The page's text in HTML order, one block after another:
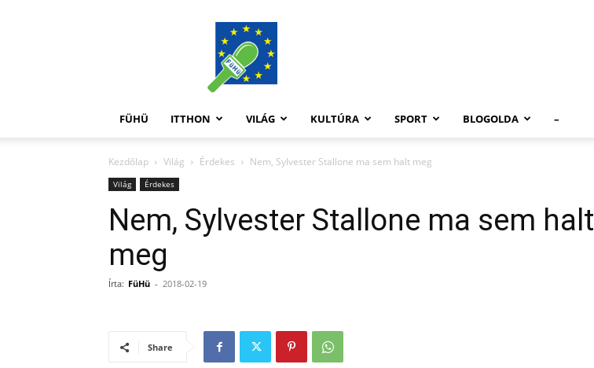
FüHü
FÜHÜ ITTHON VILÁG KULTÚRA SPORT BLOGOLDA –
Kezdőlap Világ Érdekes Nem, Sylvester Stallone ma sem halt meg
Világ Érdekes
Nem, Sylvester Stallone ma sem halt
meg
Írta: FüHü - 2018-02-19
Share